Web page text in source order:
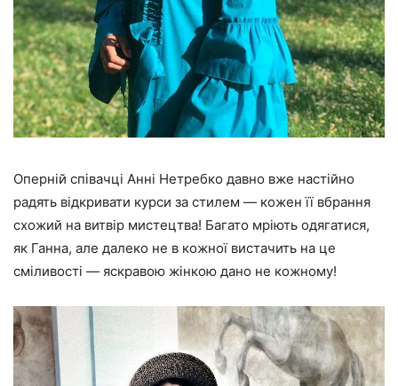
Оперній співачці Анні Нетребко давно вже настійно
радять відкривати курси за стилем — кожен її вбрання
схожий на витвір мистецтва! Багато мріють одягатися,
як Ганна, але далеко не в кожної вистачить на це
сміливості — яскравою жінкою дано не кожному!